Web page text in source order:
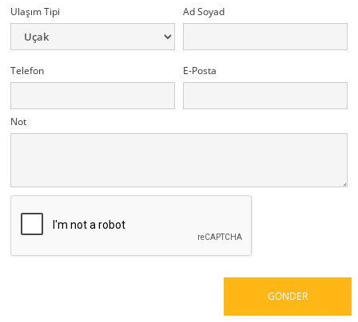
Ulaşım Tipi Ad Soyad
Telefon E-Posta
Not